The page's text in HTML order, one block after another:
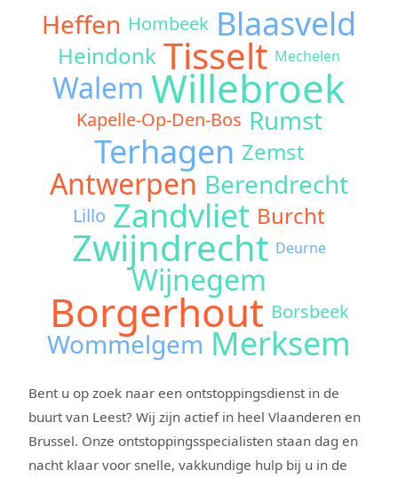
Heffen Hombeek Blaasveld
Heindonk Tisselt Mechelen
Walem Willebroek
Kapelle-Op-Den-Bos Rumst
Terhagen Zemst
Antwerpen Berendrecht
Lillo Zandvliet Burcht
Zwijndrecht Deurne
Wijnegem
Borgerhout Borsbeek
Wommelgem Merksem
Bent u op zoek naar een ontstoppingsdienst in de
buurt van Leest? Wij zijn actief in heel Vlaanderen en
Brussel. Onze ontstoppingsspecialisten staan dag en
nacht klaar voor snelle, vakkundige hulp bij u in de